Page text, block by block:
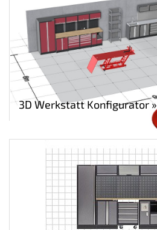
3D Werkstatt Konfigurator »